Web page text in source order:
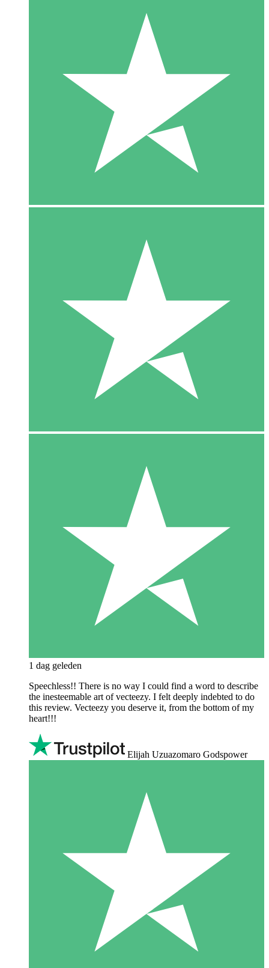
1 dag geleden
Speechless!! There is no way I could find a word to describe
the inesteemable art of vecteezy. I felt deeply indebted to do
this review. Vecteezy you deserve it, from the bottom of my
heart!!!
Elijah Uzuazomaro Godspower